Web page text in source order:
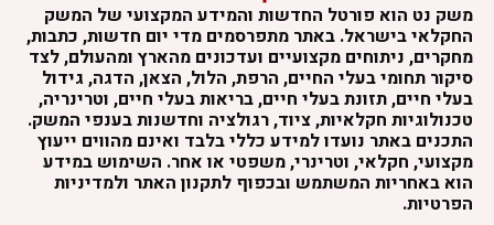
משק נט הוא פורטל החדשות והמידע המקצועי של המשק
החקלאי בישראל. באתר מתפרסמים מדי יום חדשות, כתבות,
מחקרים, ניתוחים מקצועיים ועדכונים מהארץ ומהעולם, לצד
סיקור תחומי בעלי החיים, הרפת, הלול, הצאן, הדגה, גידול
בעלי חיים, תזונת בעלי חיים, בריאות בעלי חיים, וטרינריה,
טכנולוגיות חקלאיות, ציוד, רגולציה וחדשנות בענפי המשק.
התכנים באתר נועדו למידע כללי בלבד ואינם מהווים ייעוץ
מקצועי, חקלאי, וטרינרי, משפטי או אחר. השימוש במידע
הוא באחריות המשתמש ובכפוף לתקנון האתר ולמדיניות
הפרטיות.